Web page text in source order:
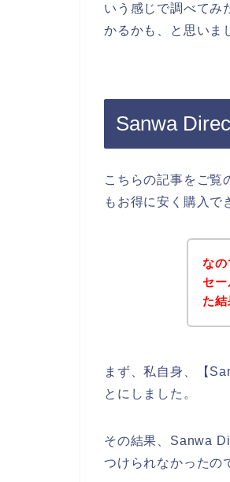
いう感じで調べてみ
かるかも、と思いま
Sanwa
こちらの記事をご
もお得に安く購入で
な
セ
た
まず、私自身、【
とにしました。
その結果、Sanwa
つけられなかったの